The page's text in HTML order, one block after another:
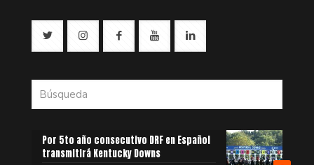
Por 5to año consecutivo DRF en Español
transmitirá Kentucky Downs